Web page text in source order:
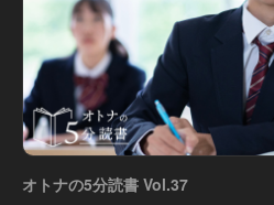
オトナの5分読書 Vol.37